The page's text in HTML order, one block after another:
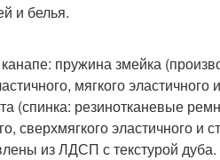
и белья.
пружина змейка
мягкого эластичного
(спинка: резинотканевые
сверхмягкого эластичного и
из ЛДСП с текстурой